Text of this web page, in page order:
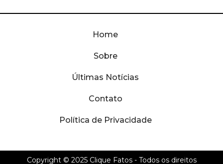
Home
Sobre
Últimas Notícias
Contato
Política de Privacidade
Copyright © 2025 Clique Fatos- Todos os direitos